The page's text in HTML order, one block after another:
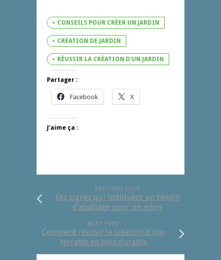
CONSEILS POUR CRÉER UN JARDIN
CRÉATION DE JARDIN
RÉUSSIR LA CRÉATION D'UN JARDIN
Partager :
Facebook X
J’aime ça :
PREVIOUS POST
Les signes qui indiquent un besoin
d’abattage pour un arbre
NEXT POST
Comment réussir la création d’une
terrasse en bois durable